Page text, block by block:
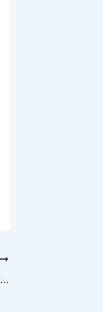
भाई दूज पर CM Rekha Gupta देने जा रही हैं महिलाओं को खास तोहफा ‘Saheli Pink Card’ के रूप में। दिल्ली की महिलाओं के लिए बड़ी खुशखबरी!